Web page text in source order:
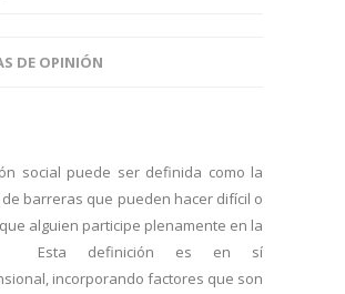
DE OPINIÓN
social puede ser definida como la
barreras que pueden hacer difícil o
alguien participe plenamente en la
Esta definición es en sí
incorporando factores que son